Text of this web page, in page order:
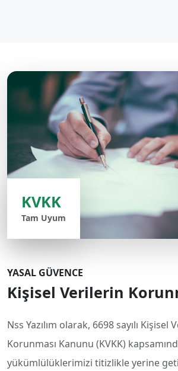
KVKK
Tam Uyum
YASAL GÜVENCE
Kişisel Verilerin
Nss Yazılım olarak, 6698 sayılı Kişisel
Korunması Kanunu (KVKK)
yükümlülüklerimizi titizlikle yerine